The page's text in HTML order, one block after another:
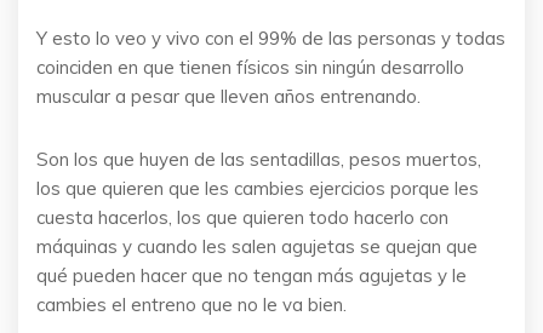
Y esto lo veo y vivo con el 99% de las personas y todas
coinciden en que tienen físicos sin ningún desarrollo
muscular a pesar que lleven años entrenando.
Son los que huyen de las sentadillas, pesos muertos,
los que quieren que les cambies ejercicios porque les
cuesta hacerlos, los que quieren todo hacerlo con
máquinas y cuando les salen agujetas se quejan que
qué pueden hacer que no tengan más agujetas y le
cambies el entreno que no le va bien.